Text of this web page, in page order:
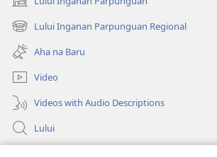
(opens
new
window)
Lului Inganan Parpunguan Regional
(opens
new
window)
Aha na Baru
Video
Videos with Audio Descriptions
Lului